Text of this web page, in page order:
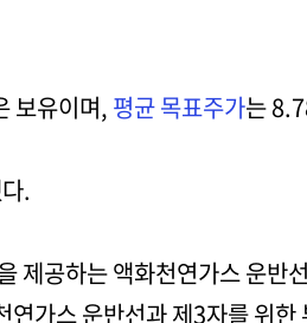
보유이며, 평균 목표주가는
.
제공하는 액화천연가스 운반
가스 운반선과 제3자를 위